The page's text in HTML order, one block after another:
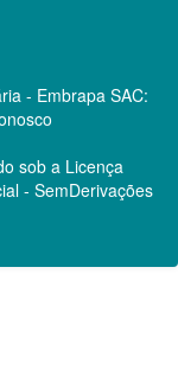
- Embrapa SAC:
sob a Licença
- SemDerivações